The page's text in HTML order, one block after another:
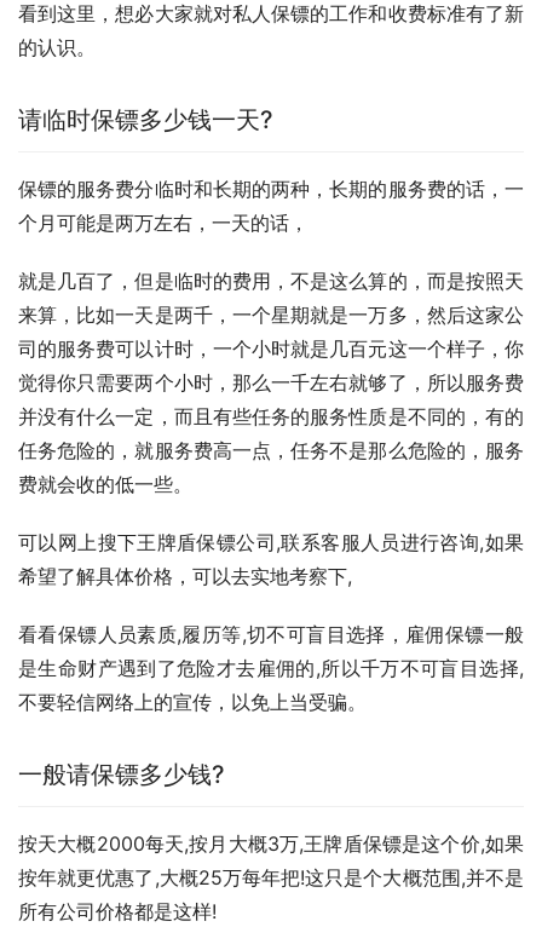
看到这里，想必大家就对私人保镖的工作和收费标准有了新
的认识。
请临时保镖多少钱一天?
保镖的服务费分临时和长期的两种，长期的服务费的话，一
个月可能是两万左右，一天的话，
就是几百了，但是临时的费用，不是这么算的，而是按照天
来算，比如一天是两千，一个星期就是一万多，然后这家公
司的服务费可以计时，一个小时就是几百元这一个样子，你
觉得你只需要两个小时，那么一千左右就够了，所以服务费
并没有什么一定，而且有些任务的服务性质是不同的，有的
任务危险的，就服务费高一点，任务不是那么危险的，服务
费就会收的低一些。
可以网上搜下王牌盾保镖公司,联系客服人员进行咨询,如果
希望了解具体价格，可以去实地考察下,
看看保镖人员素质,履历等,切不可盲目选择，雇佣保镖一般
是生命财产遇到了危险才去雇佣的,所以千万不可盲目选择,
不要轻信网络上的宣传，以免上当受骗。
一般请保镖多少钱?
按天大概2000每天,按月大概3万,王牌盾保镖是这个价,如果
按年就更优惠了,大概25万每年把!这只是个大概范围,并不是
所有公司价格都是这样!